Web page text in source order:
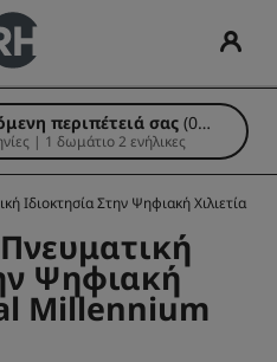
Radisson Blu
σας
συνεδριάσεων
τους πόντους
περιπέτειά σας (0
Ευέλικτες ημερομηνίες | 1 δωμάτιο 2 ενήλικες
Ιδιοκτησία Στην Ψηφιακή Χιλιετία
Ψηφιακή
Millennium